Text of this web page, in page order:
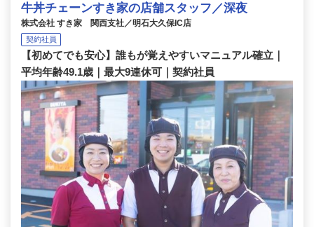
牛丼チェーンすき家の店舗スタッフ／深夜
株式会社 すき家 関西支社／明石大久保IC店
契約社員
【初めてでも安心】誰もが覚えやすいマニュアル確立｜
平均年齢49.1歳｜最大9連休可｜契約社員